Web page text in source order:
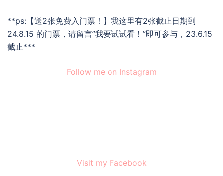
**ps:【送2张免费入门票！】我这里有2张截止日期到
24.8.15 的门票，请留言”我要试试看！”即可参与，23.6.15
截止***
Follow me on Instagram
Visit my Facebook